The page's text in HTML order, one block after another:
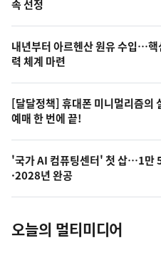
의
영
상
오
늘
의
사
진
속 선정
내년부터 아르헨산 원유 수입…핵
력 체계 마련
[달달정책] 휴대폰 미니멀리즘의
예매 한 번에 끝!
'국가 AI 컴퓨팅센터' 첫 삽…1만
·2028년 완공
오늘의 멀티미디어